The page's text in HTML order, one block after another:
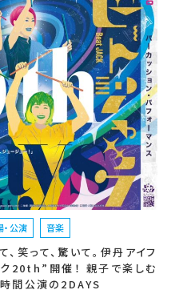
・公演 音楽
、笑って、驚いて。伊丹アイフ
20th”開催！ 親子で楽しむ
間公演の2DAYS